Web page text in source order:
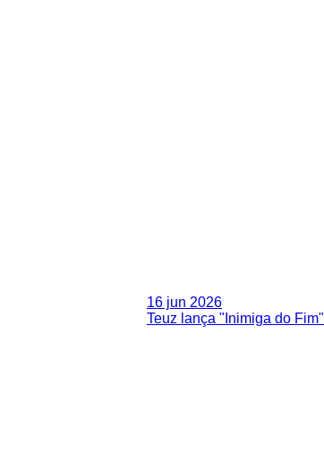
16 jun 2026
Teuz lança "Inimiga do Fim"